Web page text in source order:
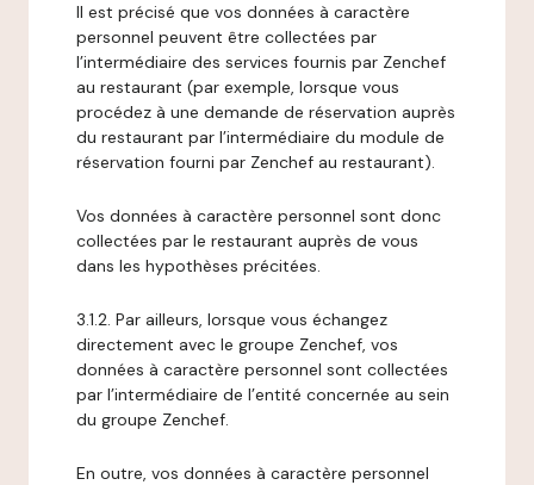
Il est précisé que vos données à caractère
personnel peuvent être collectées par
l’intermédiaire des services fournis par Zenchef
au restaurant (par exemple, lorsque vous
procédez à une demande de réservation auprès
du restaurant par l’intermédiaire du module de
réservation fourni par Zenchef au restaurant).
Vos données à caractère personnel sont donc
collectées par le restaurant auprès de vous
dans les hypothèses précitées.
3.1.2. Par ailleurs, lorsque vous échangez
directement avec le groupe Zenchef, vos
données à caractère personnel sont collectées
par l’intermédiaire de l’entité concernée au sein
du groupe Zenchef.
En outre, vos données à caractère personnel